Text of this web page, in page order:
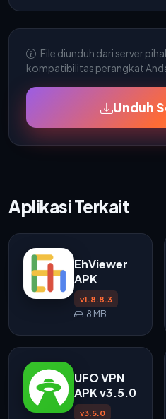
File diunduh dari server
kompatibilitas perangkat
Unduh
Aplikasi Terkait
EhViewer
APK
v1.8.8.3
8 MB
UFO VPN
APK v3.5.0
v3.5.0